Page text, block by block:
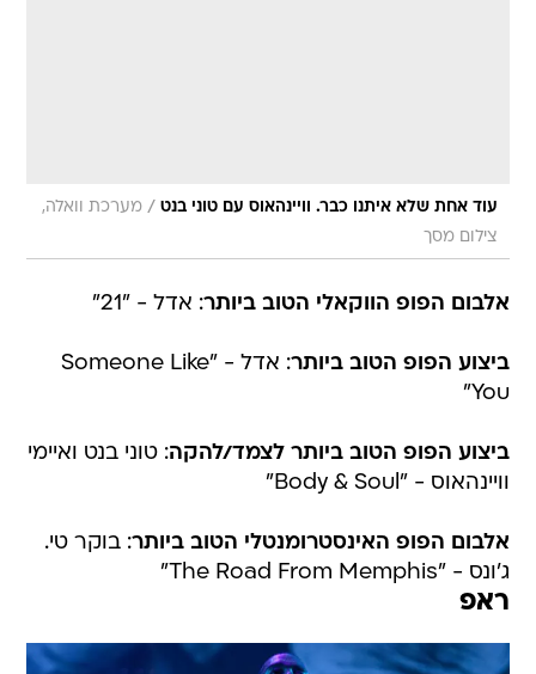
עוד אחת שלא איתנו כבר. וויינהאוס עם טוני בנט / מערכת וואלה,
צילום מסך
אלבום הפופ הווקאלי הטוב ביותר: אדל - "21"
ביצוע הפופ הטוב ביותר
: אדל - "Someone Like
You"
ביצוע הפופ הטוב ביותר לצמד/להקה: טוני בנט ואיימי
וויינהאוס - "Body & Soul"
אלבום הפופ האינסטרומנטלי הטוב ביותר: בוקר טי.
ג'ונס - "The Road From Memphis"
ראפ